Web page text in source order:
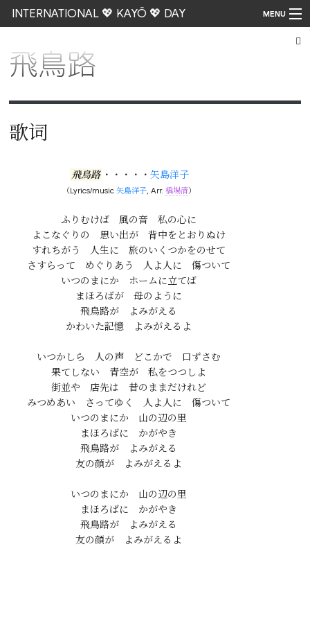
INTERNATIONAL 💖 KAYŌ 💖 DAY MENU
飛鳥路
歌词
飛鳥路 ・・・・・ 矢島洋子
（Lyrics/music矢島洋子, Arr.橋場清）
ふりむけば　風の音　私の心に
よこなぐりの　思い出が　背中をとおりぬけ
すれちがう　人生に　旅のいくつかをのせて
さすらって　めぐりあう　人よ人に　傷ついて
いつのまにか　ホームに立てば
まほろばが　母のように
飛鳥路が　よみがえる
かわいた記憶　よみがえるよ
いつかしら　人の声　どこかで　口ずさむ
果てしない　青空が　私をつつしよ
街並や　店先は　昔のままだけれど
みつめあい　さってゆく　人よ人に　傷ついて
いつのまにか　山の辺の里
まほろばに　かがやき
飛鳥路が　よみがえる
友の顔が　よみがえるよ
いつのまにか　山の辺の里
まほろばに　かがやき
飛鳥路が　よみがえる